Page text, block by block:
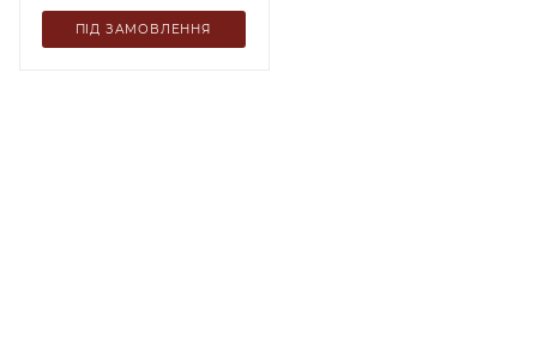
ПІД ЗАМОВЛЕННЯ